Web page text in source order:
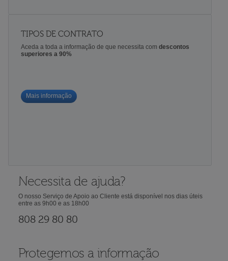
TIPOS DE CONTRATO
Aceda a toda a informação de que necessita com descontos
superiores a 90%
Mais informação
Necessita de ajuda?
O nosso Serviço de Apoio ao Cliente está disponível nos dias úteis
entre as 9h00 e as 18h00
808 29 80 80
Protegemos a informação